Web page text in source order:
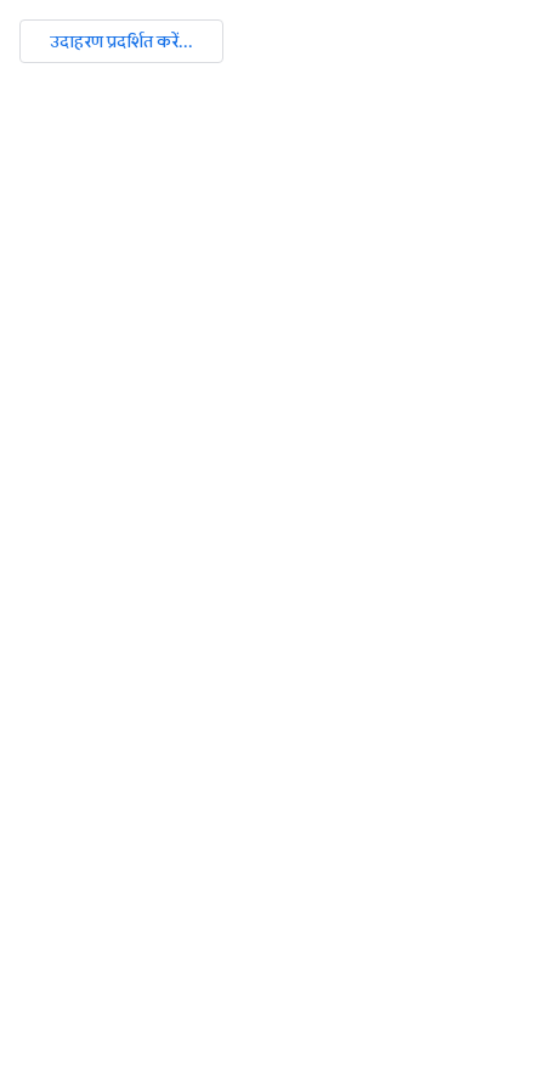
उदाहरण प्रदर्शित करें...